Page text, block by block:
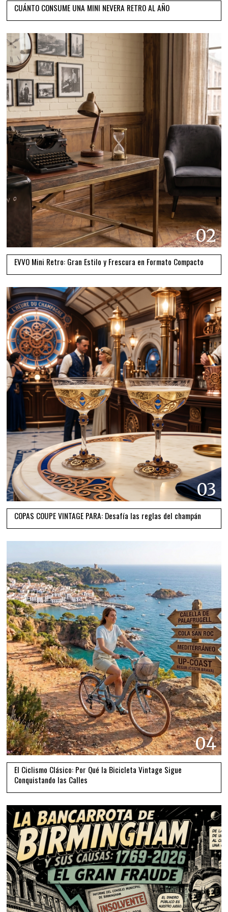
CUÁNTO CONSUME UNA MINI NEVERA RETRO AL AÑO
02
EVVO Mini Retro: Gran Estilo y Frescura en Formato Compacto
03
COPAS COUPE VINTAGE PARA: Desafía las reglas del champán
04
El Ciclismo Clásico: Por Qué la Bicicleta Vintage Sigue
Conquistando las Calles